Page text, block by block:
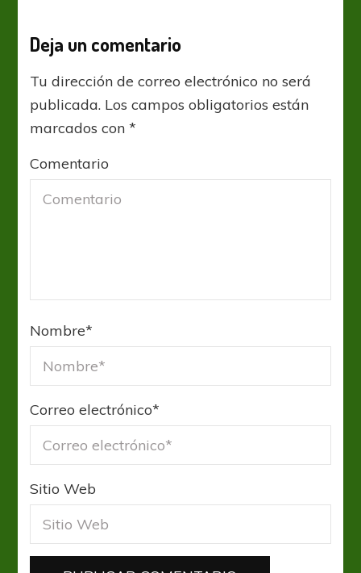
Deja un comentario
Tu dirección de correo electrónico no será
publicada. Los campos obligatorios están
marcados con*
Comentario
Nombre*
Correo electrónico*
Sitio Web